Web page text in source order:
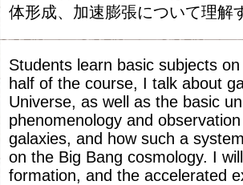
体形成、加速膨張について理解
Students learn basic subjects
half of the course, I talk about
Universe, as well as the basic
phenomenology and
galaxies, and how such a
on the Big Bang cosmology. I
formation, and the accelerated